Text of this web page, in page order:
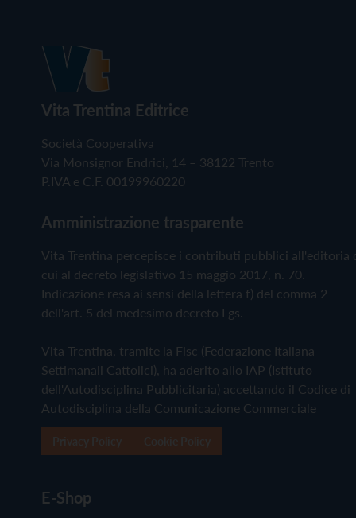
Vita Trentina Editrice
Società Cooperativa
Via Monsignor Endrici, 14 – 38122 Trento
P.IVA e C.F. 00199960220
Amministrazione trasparente
Vita Trentina percepisce i contributi pubblici all'editoria
cui al decreto legislativo 15 maggio 2017, n. 70.
Indicazione resa ai sensi della lettera f) del comma 2
dell'art. 5 del medesimo decreto Lgs.
Vita Trentina, tramite la Fisc (Federazione Italiana
Settimanali Cattolici), ha aderito allo IAP (Istituto
dell'Autodisciplina Pubblicitaria) accettando il Codice di
Autodisciplina della Comunicazione Commerciale
E-Shop